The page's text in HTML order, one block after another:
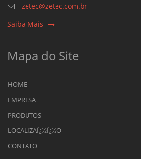
zetec@zetec.com.br
Saiba Mais
Mapa do Site
HOME
EMPRESA
PRODUTOS
LOCALIZAÏ¿½Ï¿½O
CONTATO